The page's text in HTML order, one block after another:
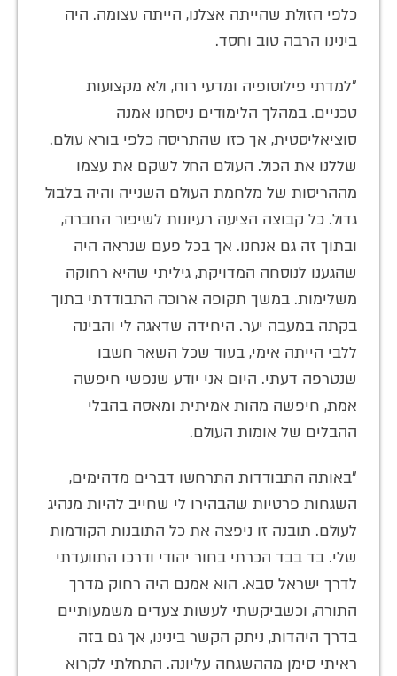
כלפי הזולת שהייתה אצלנו, הייתה עצומה. היה
בינינו הרבה טוב וחסד.
"למדתי פילוסופיה ומדעי רוח, ולא מקצועות
טכניים. במהלך הלימודים ניסחנו אמנה
סוציאליסטית, אך כזו שהתריסה כלפי בורא עולם.
שללנו את הכול. העולם החל לשקם את עצמו
מההריסות של מלחמת העולם השנייה והיה בלבול
גדול. כל קבוצה הציעה רעיונות לשיפור החברה,
ובתוך זה גם אנחנו. אך בכל פעם שנראה היה
שהגענו לנוסחה המדויקת, גיליתי שהיא רחוקה
משלימות. במשך תקופה ארוכה התבודדתי בתוך
בקתה במעבה יער. היחידה שדאגה לי והבינה
ללבי הייתה אימי, בעוד שכל השאר חשבו
שנטרפה דעתי. היום אני יודע שנפשי חיפשה
אמת, חיפשה מהות אמיתית ומאסה בהבלי
ההבלים של אומות העולם.
"באותה התבודדות התרחשו דברים מדהימים,
השגחות פרטיות שהבהירו לי שחייב להיות מנהיג
לעולם. תובנה זו ניפצה את כל התובנות הקודמות
שלי. בד בבד הכרתי בחור יהודי ודרכו התוועדתי
לדרך ישראל סבא. הוא אמנם היה רחוק מדרך
התורה, וכשביקשתי לעשות צעדים משמעותיים
בדרך היהדות, ניתק הקשר בינינו, אך גם בזה
ראיתי סימן מההשגחה עליונה. התחלתי לקרוא